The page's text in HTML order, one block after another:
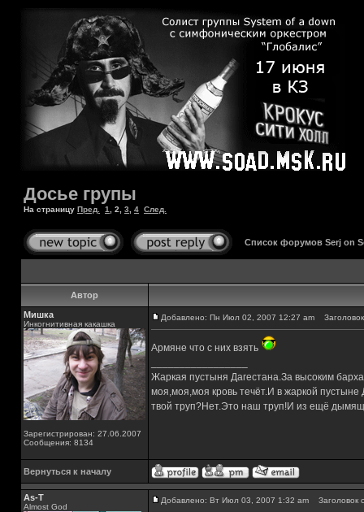
Досье групы
На страницу Пред. 1 2 3 4 След.
Список форумов Serj on
Автор
Мишка
Инкогнитивная какашка
Зарегистрирован: 27.06.2007
Сообщения: 8134
Добавлено: Пн Июл 02, 2007 12:27 am
Армяне что с них взять
Жаркая пустыня Дагестана.За высоким
моя,моя,моя кровь течёт.И в жаркой
твой труп?Нет.Это наш труп!И из ещё
Вернуться к началу
As-T
Almost God
Добавлено: Вт Июл 03, 2007 1:32 am Заголовок